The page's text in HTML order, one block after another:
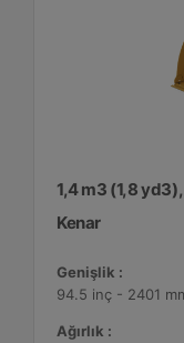
1,4 m3 (1,8 yd3),
Kenar
Genişlik :
94.5 inç - 2401
Ağırlık :